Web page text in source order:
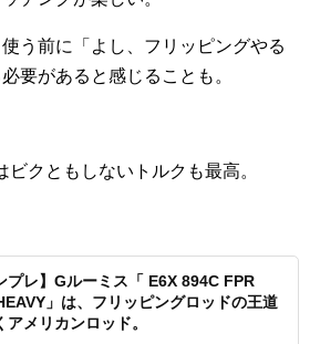
う前に「よし、フリッピングやる
要があると感じることも。
クともしないトルクも最高。
プレ】Gルーミス「 E6X 894C FPR
」は、フリッピングロッドの王道
アメリカンロッド。